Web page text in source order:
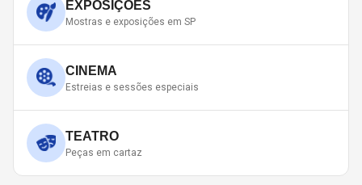
EXPOSIÇÕES
Mostras e exposições em SP
CINEMA
Estreias e sessões especiais
TEATRO
Peças em cartaz